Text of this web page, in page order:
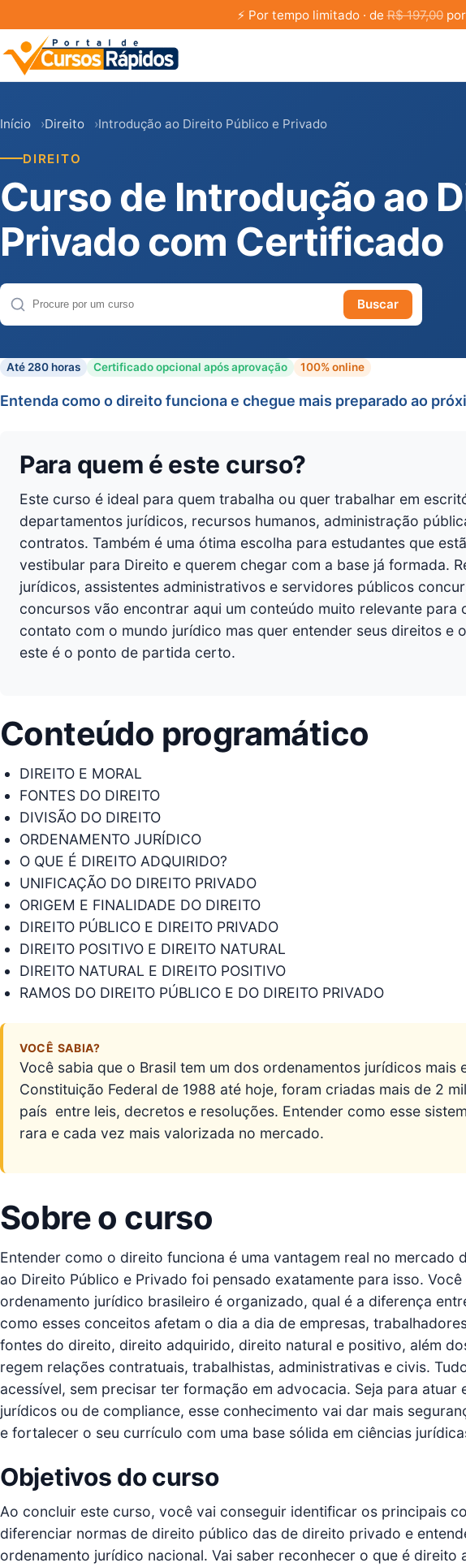
⚡ Por tempo limitado · deR$ 197,00por
Início Direito Introdução ao Direito Público e Privado
DIREITO
Curso de Introdução ao
Privado com Certificado
Buscar cursos
Buscar
Até 280 horas Certificado opcional após aprovação 100% online
Entenda como o direito funciona e chegue mais preparado ao
Para quem é este curso?
Este curso é ideal para quem trabalha ou quer trabalhar em
departamentos jurídicos, recursos humanos, administração
contratos. Também é uma ótima escolha para estudantes que
vestibular para Direito e querem chegar com a base já formada.
jurídicos, assistentes administrativos e servidores públicos
concursos vão encontrar aqui um conteúdo muito relevante para
contato com o mundo jurídico mas quer entender seus direitos e
este é o ponto de partida certo.
Conteúdo programático
DIREITO E MORAL
FONTES DO DIREITO
DIVISÃO DO DIREITO
ORDENAMENTO JURÍDICO
O QUE É DIREITO ADQUIRIDO?
UNIFICAÇÃO DO DIREITO PRIVADO
ORIGEM E FINALIDADE DO DIREITO
DIREITO PÚBLICO E DIREITO PRIVADO
DIREITO POSITIVO E DIREITO NATURAL
DIREITO NATURAL E DIREITO POSITIVO
RAMOS DO DIREITO PÚBLICO E DO DIREITO PRIVADO
VOCÊ SABIA?
Você sabia que o Brasil tem um dos ordenamentos jurídicos mais
Constituição Federal de 1988 até hoje, foram criadas mais de 2
país  entre leis, decretos e resoluções. Entender como esse
rara e cada vez mais valorizada no mercado.
Sobre o curso
Entender como o direito funciona é uma vantagem real no mercado
ao Direito Público e Privado foi pensado exatamente para isso.
ordenamento jurídico brasileiro é organizado, qual é a diferença
como esses conceitos afetam o dia a dia de empresas,
fontes do direito, direito adquirido, direito natural e positivo, além
regem relações contratuais, trabalhistas, administrativas e civis.
acessível, sem precisar ter formação em advocacia. Seja para atuar
jurídicos ou de compliance, esse conhecimento vai dar mais
e fortalecer o seu currículo com uma base sólida em ciências
Objetivos do curso
Ao concluir este curso, você vai conseguir identificar os principais
diferenciar normas de direito público das de direito privado e
ordenamento jurídico nacional. Vai saber reconhecer o que é